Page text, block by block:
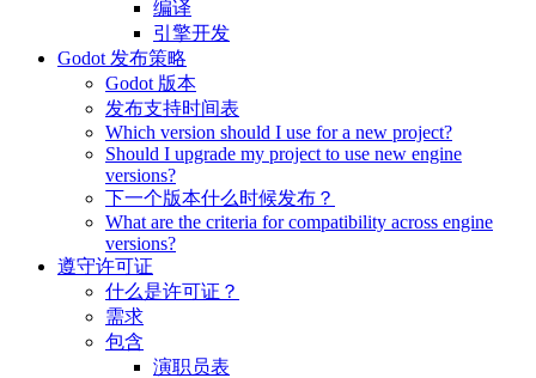
编译
引擎开发
Godot 发布策略
Godot 版本
发布支持时间表
Which version should I use for a new project?
Should I upgrade my project to use new engine
versions?
下一个版本什么时候发布？
What are the criteria for compatibility across engine
versions?
遵守许可证
什么是许可证？
需求
包含
演职员表